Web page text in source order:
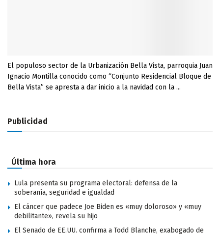
El populoso sector de la Urbanización Bella Vista, parroquia Juan
Ignacio Montilla conocido como “Conjunto Residencial Bloque de
Bella Vista” se apresta a dar inicio a la navidad con la ...
Publicidad
Última hora
Lula presenta su programa electoral: defensa de la
soberanía, seguridad e igualdad
El cáncer que padece Joe Biden es «muy doloroso» y «muy
debilitante», revela su hijo
El Senado de EE.UU. confirma a Todd Blanche, exabogado de